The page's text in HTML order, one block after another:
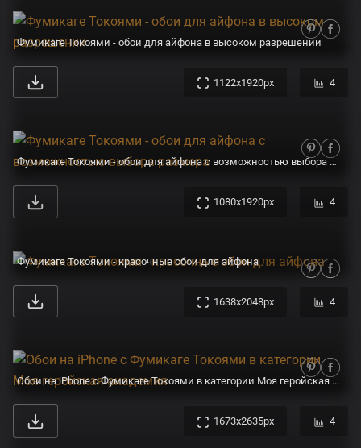
Фумикаге Токоями - обои для айфона в высоком разрешении
1122x1920px 4
Фумикаге Токоями - обои для айфона с возможностью выбора размера
1080x1920px 4
Фумикаге Токоями - красочные обои для айфона
1638x2048px 4
Обои на iPhone с Фумикаге Токоями в категории Моя геройская академия
1673x2635px 4